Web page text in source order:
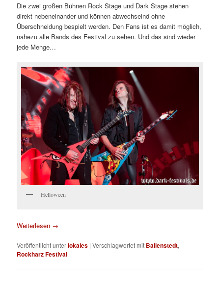
Die zwei großen Bühnen Rock Stage und Dark Stage stehen
direkt nebeneinander und können abwechselnd ohne
Überschneidung bespielt werden. Den Fans ist es damit möglich,
nahezu alle Bands des Festival zu sehen. Und das sind wieder
jede Menge…
Helloween
Weiterlesen →
Veröffentlicht unterlokales |Verschlagwortet mit Ballenstedt,
Rockharz Festival